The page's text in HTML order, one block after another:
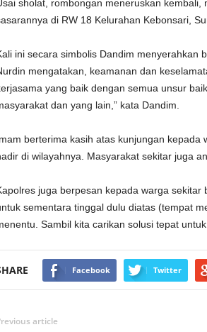
sholat, rombongan meneruskan
di RW 18 Kelurahan Kebonsari,
ini secara simbolis Dandim menyerahkan
mengatakan, keamanan dan
yang baik dengan semua unsur
dan yang lain,” kata Dandim.
berterima kasih atas kunjungan
di wilayahnya. Masyarakat sekitar juga
juga berpesan kepada warga
sementara tinggal dulu diatas (tempat
Sambil kita carikan solusi tepat
Facebook Twitter
article